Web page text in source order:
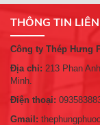
THÔNG TIN
Công ty Thép Hưng
Địa chỉ: 213 Phan
Minh.
Điện thoại:
Gmail: